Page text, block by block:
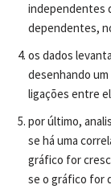
independentes
dependentes,
os dados
desenhando
ligações entre
por último,
se há uma
gráfico for
se o gráfico for